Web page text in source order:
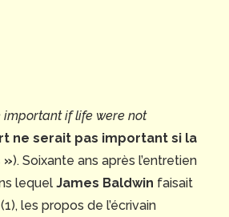
important if life were not
ne serait pas important si la
»). Soixante ans après l’entretien
lequel James Baldwin faisait
les propos de l’écrivain